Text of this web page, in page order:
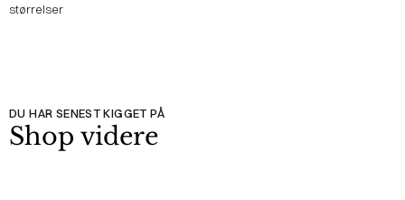
størrelser
DU HAR SENEST KIGGET PÅ
Shop videre